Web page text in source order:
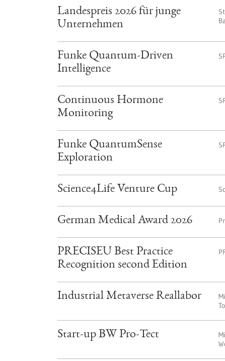
Landespreis 2026 für junge
Unternehmen
Funke Quantum-Driven
Intelligence
Continuous Hormone
Monitoring
Funke QuantumSense
Exploration
Science4Life Venture Cup
German Medical Award 2026
PRECISEU Best Practice
Recognition second Edition
Industrial Metaverse Reallabor
Start-up BW Pro-Tect